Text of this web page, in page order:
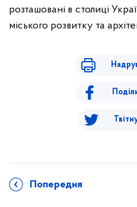
розташовані в столиці
міського розвитку та
Попередня